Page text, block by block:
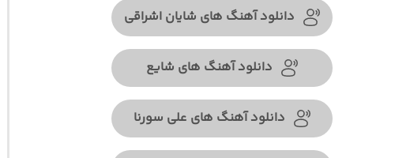
دانلود آهنگ های شایان اشراقی
دانلود آهنگ های شایع
دانلود آهنگ های علی سورنا